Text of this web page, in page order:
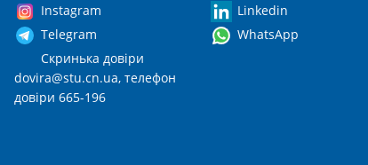
Instagram
Linkedin
Telegram
WhatsApp
Скринька довіри
dovira@stu.cn.ua, телефон
довіри 665-196